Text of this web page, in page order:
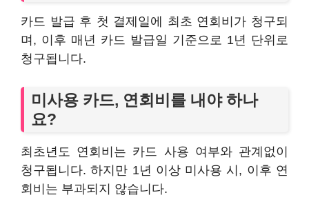
카드 발급 후 첫 결제일에 최초 연회비가 청구되
며, 이후 매년 카드 발급일 기준으로 1년 단위로
청구됩니다.
미사용 카드, 연회비를 내야 하나
요?
최초년도 연회비는 카드 사용 여부와 관계없이
청구됩니다. 하지만 1년 이상 미사용 시, 이후 연
회비는 부과되지 않습니다.